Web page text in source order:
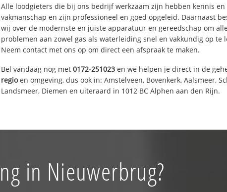
Alle loodgieters die bij ons bedrijf werkzaam zijn hebben kennis en
vakmanschap en zijn professioneel en goed opgeleid. Daarnaast
wij over de modernste en juiste apparatuur en gereedschap om alle
problemen aan zowel gas als waterleiding snel en vakkundig op te
Neem contact met ons op om direct een afspraak te maken.
Bel vandaag nog met 0172-251023 en we helpen je direct in de
regioen omgeving, dus ook in: Amstelveen, Bovenkerk, Aalsmeer,
Landsmeer, Diemen en uiteraard in 1012 BC Alphen aan den Rijn.
in Nieuwerbrug?